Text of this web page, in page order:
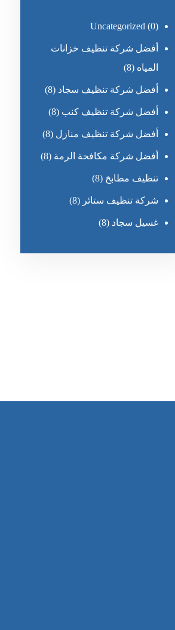
Uncategorized (0)
أفضل شركة تنظيف خزانات
المياه (8)
أفضل شركة تنظيف سجاد (8)
أفضل شركة تنظيف كنب (8)
أفضل شركة تنظيف منازل (8)
أفضل شركة مكافحة الرمة (8)
تنظيف مطابخ (8)
شركة تنظيف ستائر (8)
غسيل سجاد (8)